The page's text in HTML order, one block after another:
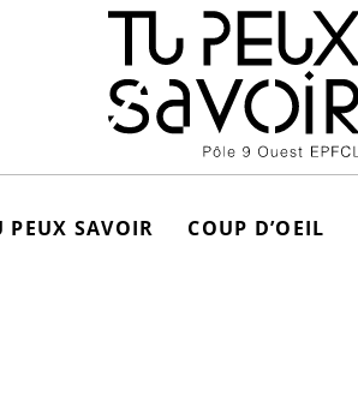
PEUX SAVOIR COUP D’OEIL